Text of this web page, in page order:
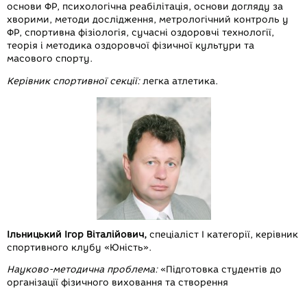
основи ФР, психологічна реабілітація, основи догляду за
хворими, методи дослідження, метрологічний контроль у
ФР, спортивна фізіологія, сучасні оздоровчі технології,
теорія і методика оздоровчої фізичної культури та
масового спорту.
Керівник спортивної секції:легка атлетика.
Ільницький Ігор Віталійович, спеціаліст І категорії, керівник
спортивного клубу «Юність».
Науково-методична проблема:«Підготовка студентів до
організації фізичного виховання та створення